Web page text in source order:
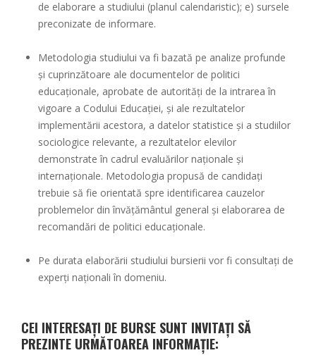
de elaborare a studiului (planul calendaristic); e) sursele
preconizate de informare.
Metodologia studiului va fi bazată pe analize profunde
și cuprinzătoare ale documentelor de politici
educaționale, aprobate de autorități de la intrarea în
vigoare a Codului Educației, și ale rezultatelor
implementării acestora, a datelor statistice și a studiilor
sociologice relevante, a rezultatelor elevilor
demonstrate în cadrul evaluărilor naționale și
internaționale. Metodologia propusă de candidați
trebuie să fie orientată spre identificarea cauzelor
problemelor din învățământul general și elaborarea de
recomandări de politici educaționale.
Pe durata elaborării studiului bursierii vor fi consultați de
experți naționali în domeniu.
CEI INTERESAȚI DE BURSE SUNT INVITAȚI SĂ
PREZINTE URMĂTOAREA INFORMAȚIE: